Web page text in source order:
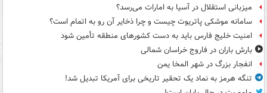
میزبانی استقلال در آسیا به امارات می‌رسد؟
سامانه موشکی پاتریوت چیست و چرا ذخایر آن رو به اتمام است؟
امنیت خلیج فارس باید به دست کشورهای منطقه تأمین شود
بارش باران در فاروج خراسان شمالی
انفجار بزرگ در شهر المخا یمن
تنگه هرمز به نماد یک تحقیر تاریخی برای آمریکا تبدیل شد!